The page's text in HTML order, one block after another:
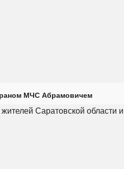
МЧС Абрамовичем